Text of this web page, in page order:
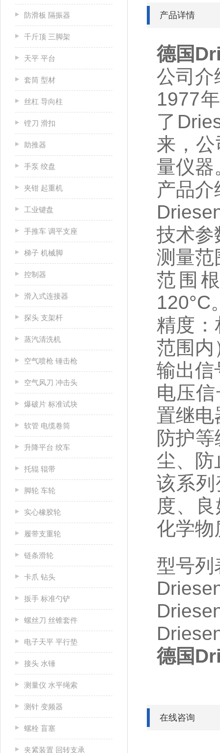
防滑板 隔振器
千斤顶 三脚架
天平 平台
套筒 型材
丝杠 导向柱
镗刀 滑扣
助推器
手泵 绞盘
夹钳 起重机
工业键盘
手推车 调平支座
梯子 机械脚
控制器
滑入式连接器
探头 支架杆
蒸汽清洗机
空气喷枪 锤击枪
空气风刀 冲击头
爆破片 标准试块
软管 电缆卷筒
升降平台 绞车
托辊 辊带
脚轮 车轮
实心橡胶轮
履带支重轮
链条滑轮
卡爪 钻头
扳手 标准勺铲
螺丝刀 丝锥套件
电子天平 平行垫
接头 水锤
测量仪 水平绳索
测针 变频器
螺栓 盲塞
夹紧装置 回转支承
产品详情
德国
公司介
1977
了
来，
量仪器
产品介
技术参
测量范
范围
120°C
精度：
范围内
输出信
电压
置继电
防护
尘、防
该系
度、
化学物
型号列
德国
在线咨询